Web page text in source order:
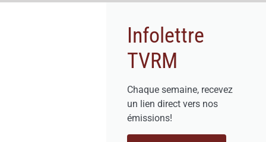
Infolettre
TVRM
Chaque semaine, recevez
un lien direct vers nos
émissions!